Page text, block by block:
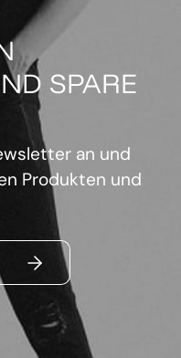
SPARE
an und
Produkten und
ABSENDEN